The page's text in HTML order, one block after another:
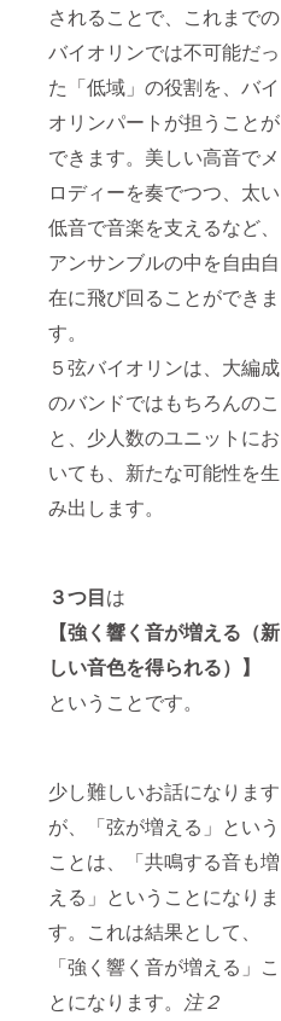
されることで、これまでの
バイオリンでは不可能だっ
た「低域」の役割を、バイ
オリンパートが担うことが
できます。美しい高音でメ
ロディーを奏でつつ、太い
低音で音楽を支えるなど、
アンサンブルの中を自由自
在に飛び回ることができま
す。
５弦バイオリンは、大編成
のバンドではもちろんのこ
と、少人数のユニットにお
いても、新たな可能性を生
み出します。
３つ目は
【強く響く音が増える（新
しい音色を得られる）】
ということです。
少し難しいお話になります
が、「弦が増える」という
ことは、「共鳴する音も増
える」ということになりま
す。これは結果として、
「強く響く音が増える」こ
とになります。 注２